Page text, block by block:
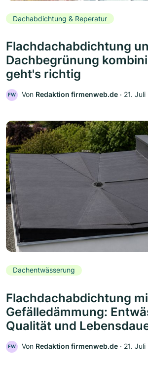
Dachabdichtung & Reperatur
Flachdachabdichtung
Dachbegrünung
geht's richtig
FW Von Redaktion firmenweb.de ‧ 21. Juli
Dachentwässerung
Flachdachabdichtung
Gefälledämmung:
Qualität und
FW Von Redaktion firmenweb.de ‧ 21. Juli